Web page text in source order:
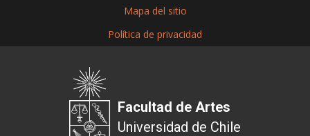
Mapa del sitio
Política de privacidad
Facultad de Artes
Universidad de Chile